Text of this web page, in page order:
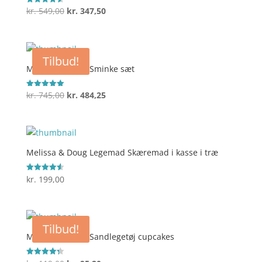
Vurderet
4.6
kr.549,00 Den
var:
kr. 549,00.
kr. 347,50Den
kr. 347,50.
Tilbud!
Melissa & Doug Sminke sæt
Vurderet
5
kr.745,00 Den
var:
kr. 745,00.
kr. 484,25Den
kr. 484,25.
Melissa & Doug Legemad Skæremad i kasse i træ
Vurderet
4.6
kr. 199,00
Tilbud!
Melissa & Doug Sandlegetøj cupcakes